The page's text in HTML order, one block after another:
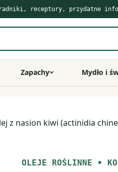
receptury, przydatne
Zapachy Mydło i
z nasion kiwi (actinidia
OLEJE ROŚLINNE •